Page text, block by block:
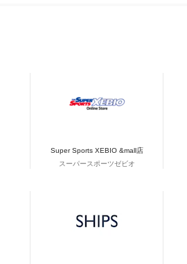
Super Sports XEBIO &mall店
スーパースポーツゼビオ